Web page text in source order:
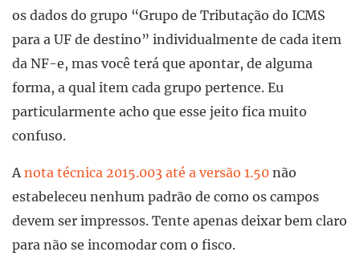
os dados do grupo “Grupo de Tributação do ICMS
para a UF de destino” individualmente de cada item
da NF-e, mas você terá que apontar, de alguma
forma, a qual item cada grupo pertence. Eu
particularmente acho que esse jeito fica muito
confuso.
Anota técnica 2015.003 até a versão 1.50 não
estabeleceu nenhum padrão de como os campos
devem ser impressos. Tente apenas deixar bem claro
para não se incomodar com o fisco.